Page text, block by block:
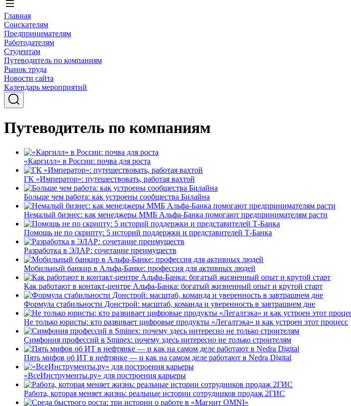
Главная
Соискателям
Предпринимателям
Работодателям
Студентам
Путеводитель по компаниям
Рынок труда
Новости сайта
Календарь мероприятий
Путеводитель по компаниям
«Каргилл» в России: почва для роста
ГК «Император»: путешествовать, работая вахтой
Больше чем работа: как устроены сообщества Билайна
Немалый бизнес: как менеджеры ММБ Альфа-Банка помогают предпринимателям расти
Помощь не по скрипту: 5 историй поддержки и представителей Т-Банка
Разработка в ЭЛАР: сочетание преимуществ
Мобильный банкир в Альфа-Банке: профессия для активных людей
Как работают в контакт-центре Альфа-Банка: богатый жизненный опыт и крутой старт
Формула стабильности Донстрой: масштаб, команда и уверенность в завтрашнем дне
Не только юристы: кто развивает цифровые продукты «Легалтэка» и как устроен этот процесс
Симфония профессий в Sminex: почему здесь интересно не только строителям
Пять мифов об ИТ в нефтянке — и как на самом деле работают в Nedra Digital
«ВсеИнструменты.ру» для построения карьеры
Работа, которая меняет жизнь: реальные истории сотрудников продаж 2ГИС